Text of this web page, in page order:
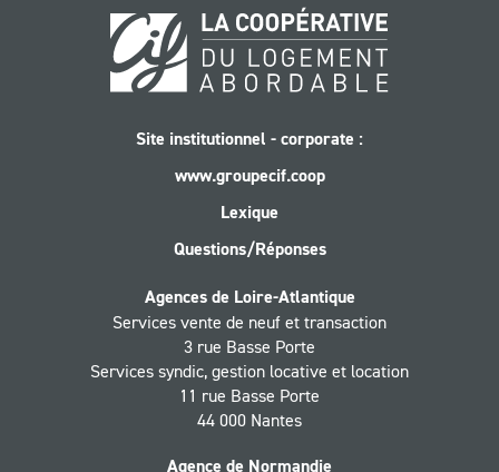
Site institutionnel - corporate :
www.groupecif.coop
Lexique
Questions/Réponses
Agences de Loire-Atlantique
Services vente de neuf et transaction
3 rue Basse Porte
Services syndic, gestion locative et location
11 rue Basse Porte
44 000 Nantes
Agence de Normandie